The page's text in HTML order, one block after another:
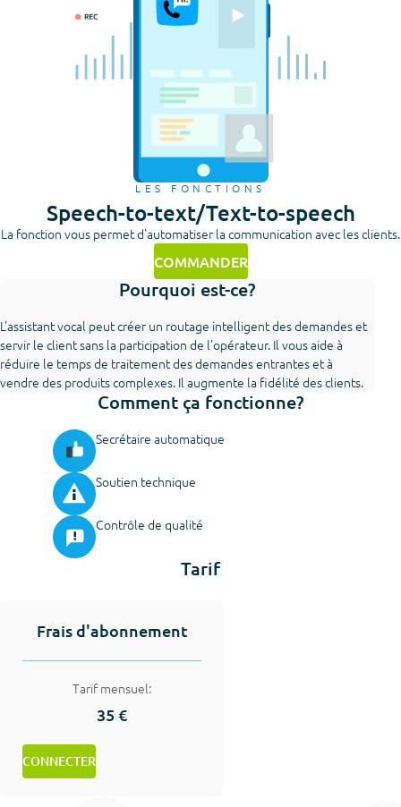
LES FONCTIONS
Speech-to-text/Text-to-speech
La fonction vous permet d'automatiser la communication avec les clients.
COMMANDER
Pourquoi est-ce?
L'assistant vocal peut créer un routage intelligent des demandes et
servir le client sans la participation de l'opérateur. Il vous aide à
réduire le temps de traitement des demandes entrantes et à
vendre des produits complexes. Il augmente la fidélité des clients.
Comment ça fonctionne?
Secrétaire automatique
Soutien technique
Contrôle de qualité
Tarif
Frais d'abonnement
Tarif mensuel:
35 €
CONNECTER